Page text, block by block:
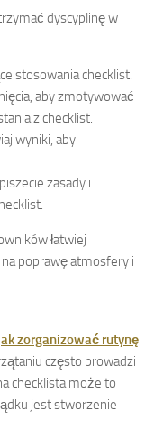
dyscyplinę w
stosowania checklist.
aby zmotywować
z checklist.
wyniki, aby
zasady i
łatwiej
poprawę atmosfery i
zorganizować rutynę
często prowadzi
checklista może to
jest stworzenie